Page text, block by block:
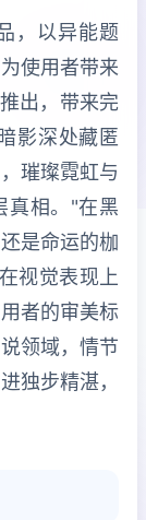
，以异能题
使用者带来
出，带来完
影深处藏匿
璀璨霓虹与
真相。"在黑
是命运的枷
视觉表现上
者的审美标
领域，情节
独步精湛，